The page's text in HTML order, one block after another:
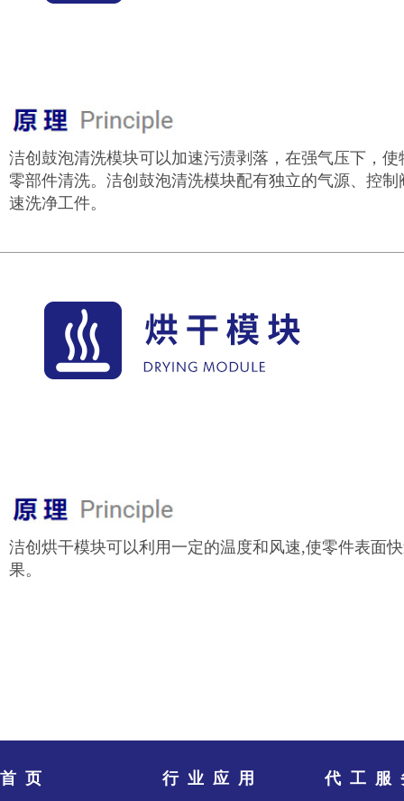
洁创鼓泡清洗模块可以加速污渍剥落，在强气压下，
零部件清洗。洁创鼓泡清洗模块配有独立的气源、控
速洗净工件。
洁创烘干模块可以利用一定的温度和风速,使零件表面
果。
首页
行业应用
代工服